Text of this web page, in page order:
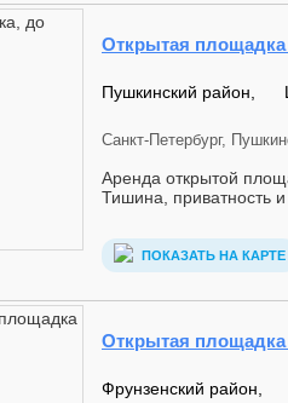
Открытая площадка
Пушкинский район,
Санкт-Петербург,
Аренда открытой
Тишина, приватность и
ПОКАЗАТЬ НА КАРТЕ
Открытая площадка
Фрунзенский район,